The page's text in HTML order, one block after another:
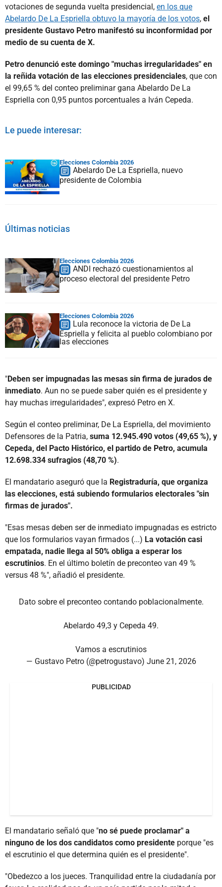
votaciones de segunda vuelta presidencial, en los que
Abelardo De La Espriella obtuvo la mayoría de los votos, el
presidente Gustavo Petro manifestó su inconformidad por
medio de su cuenta de X.
Petro denunció este domingo "muchas irregularidades" en
la reñida votación de las elecciones presidenciales, que con
el 99,65 % del conteo preliminar gana Abelardo De La
Espriella con 0,95 puntos porcentuales a Iván Cepeda.
Le puede interesar:
Elecciones Colombia 2026
Abelardo De La Espriella, nuevo
presidente de Colombia
Últimas noticias
Elecciones Colombia 2026
ANDI rechazó cuestionamientos al
proceso electoral del presidente Petro
Elecciones Colombia 2026
Lula reconoce la victoria de De La
Espriella y felicita al pueblo colombiano por
las elecciones
"Deben ser impugnadas las mesas sin firma de jurados de
inmediato. Aun no se puede saber quién es el presidente y
hay muchas irregularidades", expresó Petro en X.
Según el conteo preliminar, De La Espriella, del movimiento
Defensores de la Patria, suma 12.945.490 votos (49,65 %), y
Cepeda, del Pacto Histórico, el partido de Petro, acumula
12.698.334 sufragios (48,70 %).
El mandatario aseguró que la Registraduría, que organiza
las elecciones, está subiendo formularios electorales "sin
firmas de jurados".
"Esas mesas deben ser de inmediato impugnadas es estricto
que los formularios vayan firmados (...) La votación casi
empatada, nadie llega al 50% obliga a esperar los
escrutinios. En el último boletín de preconteo van 49 %
versus 48 %", añadió el presidente.
Dato sobre el preconteo contando poblacionalmente.
Abelardo 49,3 y Cepeda 49.
Vamos a escrutinios
— Gustavo Petro (@petrogustavo) June 21, 2026
PUBLICIDAD
El mandatario señaló que "no sé puede proclamar" a
ninguno de los dos candidatos como presidente porque "es
el escrutinio el que determina quién es el presidente".
"Obedezco a los jueces. Tranquilidad entre la ciudadanía por